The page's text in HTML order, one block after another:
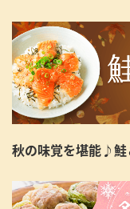
秋の味覚を堪能♪鮭